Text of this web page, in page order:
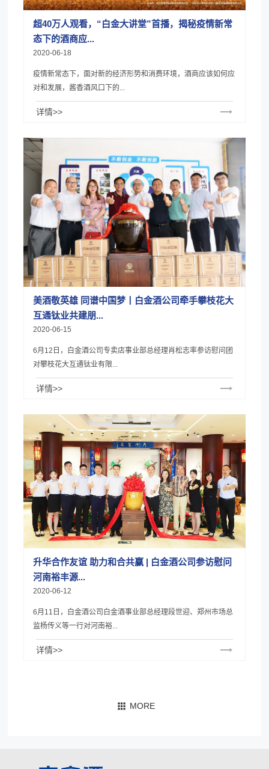
超40万人观看，“白金大讲堂”首播，揭秘疫情新常
态下的酒商应...
2020-06-18
疫情新常态下，面对新的经济形势和消费环境，酒商应该如何应
对和发展，酱香酒风口下的...
详情>>
美酒敬英雄 同谱中国梦丨白金酒公司牵手攀枝花大
互通钛业共建朋...
2020-06-15
6月12日，白金酒公司专卖店事业部总经理肖松志率参访慰问团
对攀枝花大互通钛业有限...
详情>>
升华合作友谊 助力和合共赢 | 白金酒公司参访慰问
河南裕丰源...
2020-06-12
6月11日，白金酒公司白金酒事业部总经理段世迎、郑州市场总
监杨传义等一行对河南裕...
详情>>